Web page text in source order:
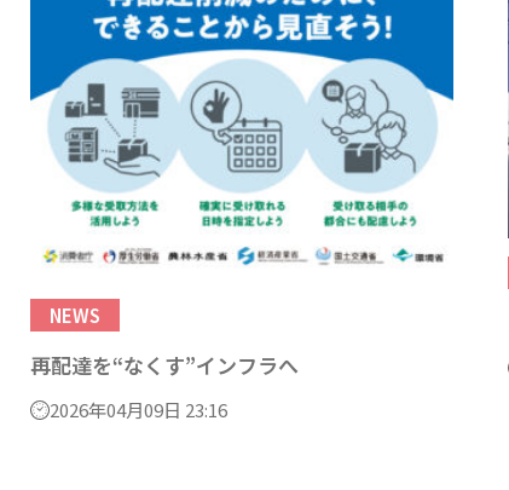
NEWS
再配達を“なくす”インフラへ
2026年04月09日 23:16